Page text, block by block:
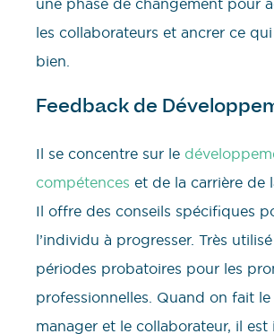
une phase de changement pour
les collaborateurs et ancrer ce
bien.
Feedback de
Il se concentre sur le
compétences et de la carrière de
Il offre des conseils spécifiques
l’individu à progresser. Très
périodes probatoires pour les
professionnelles. Quand on fait
manager et le collaborateur, il